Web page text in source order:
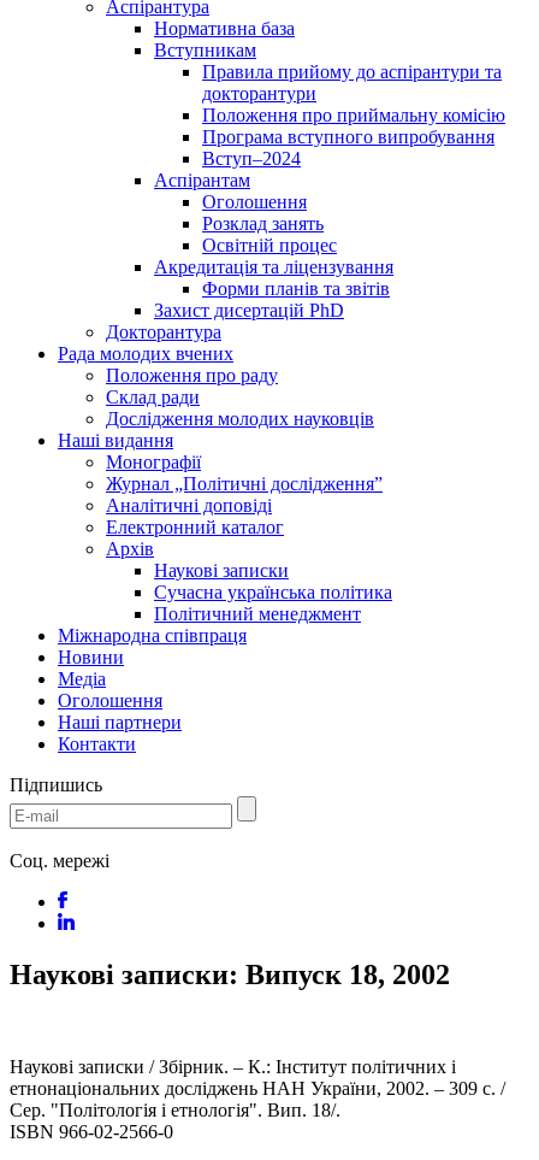
Аспірантура
Нормативна база
Вступникам
Правила прийому до аспірантури та
докторантури
Положення про приймальну комісію
Програма вступного випробування
Вступ–2024
Аспірантам
Оголошення
Розклад занять
Освітній процес
Акредитація та ліцензування
Форми планів та звітів
Захист дисертацій PhD
Докторантура
Рада молодих вчених
Положення про раду
Склад ради
Дослідження молодих науковців
Наші видання
Монографії
Журнал „Політичні дослідження”
Аналітичні доповіді
Електронний каталог
Архів
Наукові записки
Сучасна українська політика
Політичний менеджмент
Міжнародна співпраця
Новини
Медіa
Оголошення
Наші партнери
Контакти
Підпишись
Соц. мережі
Наукові записки: Випуск 18, 2002
Наукові записки / Збірник. – К.: Інститут політичних і
етнонаціональних досліджень НАН України, 2002. – 309 с. /
Сер. "Політологія і етнологія". Вип. 18/.
ISBN 966-02-2566-0